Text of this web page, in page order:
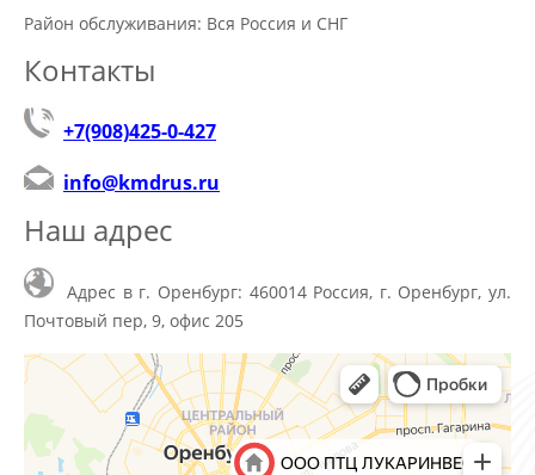
Район обслуживания: Вся Россия и СНГ
Контакты
+7(908)425-0-427
info@kmdrus.ru
Наш адрес
Адрес в г. Оренбург: 460014 Россия, г. Оренбург, ул.
Почтовый пер, 9, офис 205